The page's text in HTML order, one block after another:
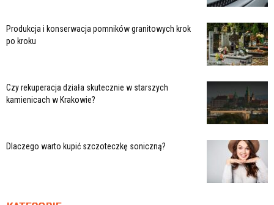
Produkcja i konserwacja pomników granitowych krok
po kroku
Czy rekuperacja działa skutecznie w starszych
kamienicach w Krakowie?
Dlaczego warto kupić szczoteczkę soniczną?